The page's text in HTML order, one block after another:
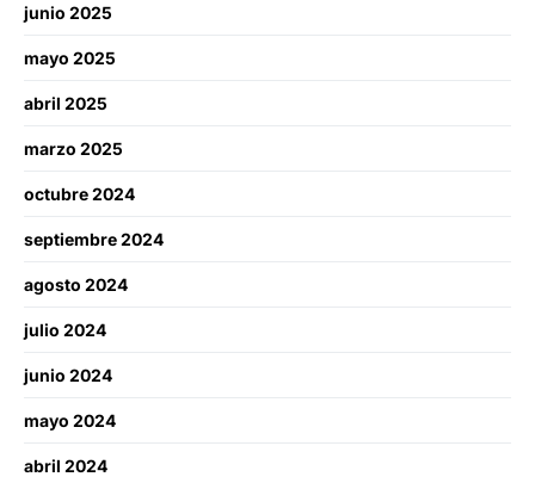
junio 2025
mayo 2025
abril 2025
marzo 2025
octubre 2024
septiembre 2024
agosto 2024
julio 2024
junio 2024
mayo 2024
abril 2024